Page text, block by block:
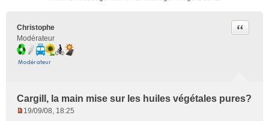
Christophe
Modérateur
Cargill, la main mise sur les huiles végétales pures?
Citer
19/09/08, 18:25